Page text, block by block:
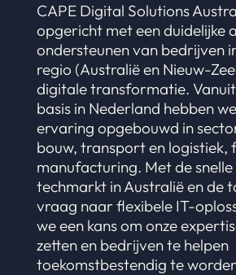
CAPE Digital Solutions
opgericht met een duidelijke
ondersteunen van bedrijven
regio (Australië en Nieuw-
digitale transformatie.
basis in Nederland hebben
ervaring opgebouwd in
bouw, transport en logistiek,
manufacturing. Met de
techmarkt in Australië en de
vraag naar flexibele IT-
we een kans om onze
zetten en bedrijven te helpen
toekomstbestendig te